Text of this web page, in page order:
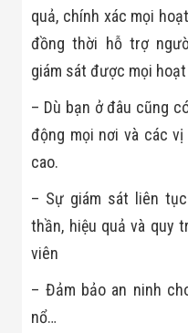
quả, chính xác mọi
đồng thời hỗ trợ
giám sát được mọi
– Dù bạn ở đâu cũng
động mọi nơi và các
cao.
– Sự giám sát liên
thần, hiệu quả và quy
viên
– Đảm bảo an ninh
nổ…